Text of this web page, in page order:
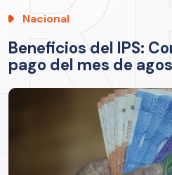
Nacional
Beneficios del IPS:
pago del mes de